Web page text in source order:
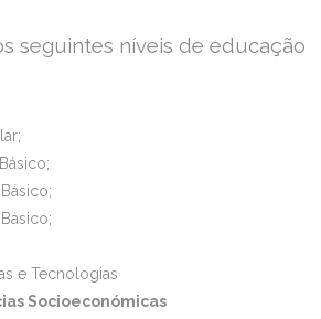
seguintes níveis de educação
e Tecnologias
Socioeconómicas